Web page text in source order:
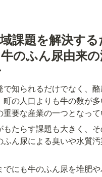
課題を解決す
のふん尿由来
で知られるだけでなく、
の人口よりも牛の数が
要な産業の一つとなって
もたらす課題も大きく、
ふん尿による臭いや水質
にも牛のふん尿を堆肥